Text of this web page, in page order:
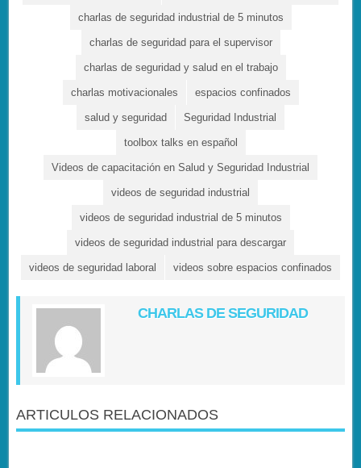
charlas de seguridad industrial de 5 minutos
charlas de seguridad para el supervisor
charlas de seguridad y salud en el trabajo
charlas motivacionales espacios confinados
salud y seguridad Seguridad Industrial
toolbox talks en español
Videos de capacitación en Salud y Seguridad Industrial
videos de seguridad industrial
videos de seguridad industrial de 5 minutos
videos de seguridad industrial para descargar
videos de seguridad laboral videos sobre espacios confinados
CHARLAS DE SEGURIDAD
ARTICULOS RELACIONADOS